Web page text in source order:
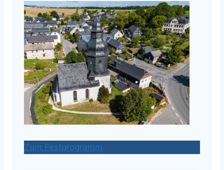
Zum Festprogramm